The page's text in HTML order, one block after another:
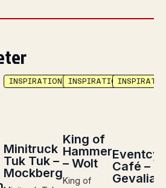
INSPIRATION INSPIRATION
Minitruck
Tuk Tuk –
Mockberg
King of
Hammer
– Wolt
King of
Café –
Gevalia